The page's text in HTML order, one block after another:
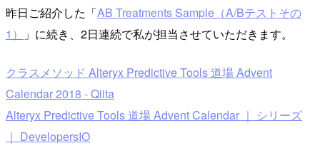
昨日ご紹介した「AB Treatments Sample（A/Bテストその
1）
」に続き、2日連続で私が担当させていただきます。
クラスメソッド Alteryx Predictive Tools 道場 Advent
Calendar 2018 - Qiita
Alteryx Predictive Tools 道場 Advent Calendar ｜ シリーズ
｜ DevelopersIO